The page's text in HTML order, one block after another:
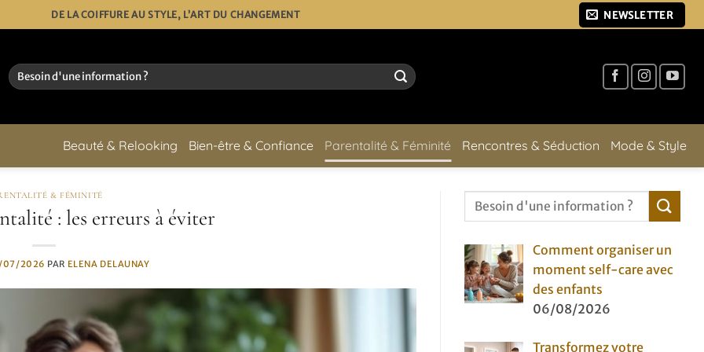
DE LA COIFFURE AU STYLE, L’ART DU CHANGEMENT NEWSLETTER
Beauté & Relooking Bien-être & Confiance Parentalité & Féminité Rencontres & Séduction Mode & Style
& FÉMINITÉ
: les erreurs à éviter
07/2026 PAR ELENA DELAUNAY
Comment organiser un
moment self-care avec
des enfants
06/08/2026
Transformez votre